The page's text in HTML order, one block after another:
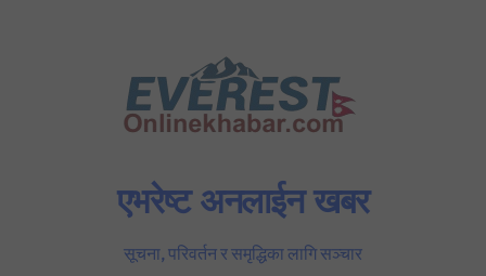
एभरेष्ट अनलाईन खबर
सूचना, परिवर्तन र समृद्धिका लागि सञ्चार